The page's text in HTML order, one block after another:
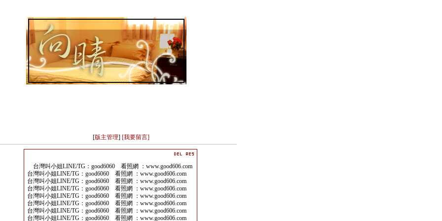
[版主管理] [我要留言]
台灣叫小姐LINE/TG：good6060 看照網 ：www.good606.com
台灣叫小姐LINE/TG：good6060 看照網 ：www.good606.com
台灣叫小姐LINE/TG：good6060 看照網 ：www.good606.com
台灣叫小姐LINE/TG：good6060 看照網 ：www.good606.com
台灣叫小姐LINE/TG：good6060 看照網 ：www.good606.com
台灣叫小姐LINE/TG：good6060 看照網 ：www.good606.com
台灣叫小姐LINE/TG：good6060 看照網 ：www.good606.com
台灣叫小姐LINE/TG：good6060 看照網 ：www.good606.com